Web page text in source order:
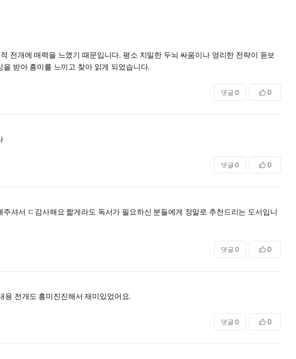
전개에 매력을 느꼈기 때문입니다. 평소 치밀한 두뇌 싸움이나 영리한 전략이 돋보
받아 흥미를 느끼고 찾아 읽게 되었습니다.
댓글 0 0
댓글 0 0
셔서 ㄷ감사해요 짧게라도 독서가 필요하신 분들에게 정말로 추천드리는 도서입니
댓글 0 0
용 전개도 흥미진진해서 재미있었어요.
댓글 0 0